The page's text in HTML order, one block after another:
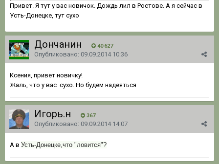
Привет. Я тут у вас новичок. Дождь лил в Ростове. А я сейчас в
Усть-Донецке, тут сухо
Дончанин 40 627
Опубликовано: 09.09.2014 10:36
Ксения, привет новичку!
Жаль, что у вас сухо. Но будем надеяться
Игорь.н 367
Опубликовано: 09.09.2014 14:07
А в Усть-Донецке,что "ловится"?